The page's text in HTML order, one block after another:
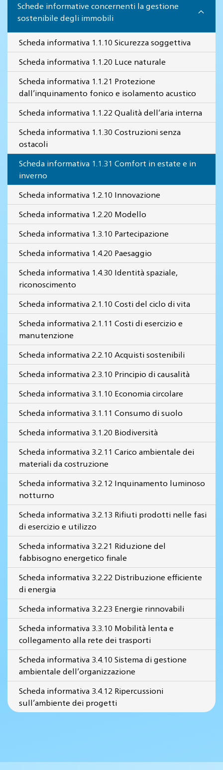
Schede informative concernenti la gestione
sostenibile degli immobili
Scheda informativa 1.1.10 Sicurezza soggettiva
Scheda informativa 1.1.20 Luce naturale
Scheda informativa 1.1.21 Protezione
dall’inquinamento fonico e isolamento acustico
Scheda informativa 1.1.22 Qualità dell’aria interna
Scheda informativa 1.1.30 Costruzioni senza
ostacoli
Scheda informativa 1.1.31 Comfort in estate e in
inverno
Scheda informativa 1.2.10 Innovazione
Scheda informativa 1.2.20 Modello
Scheda informativa 1.3.10 Partecipazione
Scheda informativa 1.4.20 Paesaggio
Scheda informativa 1.4.30 Identità spaziale,
riconoscimento
Scheda informativa 2.1.10 Costi del ciclo di vita
Scheda informativa 2.1.11 Costi di esercizio e
manutenzione
Scheda informativa 2.2.10 Acquisti sostenibili
Scheda informativa 2.3.10 Principio di causalità
Scheda informativa 3.1.10 Economia circolare
Scheda informativa 3.1.11 Consumo di suolo
Scheda informativa 3.1.20 Biodiversità
Scheda informativa 3.2.11 Carico ambientale dei
materiali da costruzione
Scheda informativa 3.2.12 Inquinamento luminoso
notturno
Scheda informativa 3.2.13 Rifiuti prodotti nelle fasi
di esercizio e utilizzo
Scheda informativa 3.2.21 Riduzione del
fabbisogno energetico finale
Scheda informativa 3.2.22 Distribuzione efficiente
di energia
Scheda informativa 3.2.23 Energie rinnovabili
Scheda informativa 3.3.10 Mobilità lenta e
collegamento alla rete dei trasporti
Scheda informativa 3.4.10 Sistema di gestione
ambientale dell’organizzazione
Scheda informativa 3.4.12 Ripercussioni
sull’ambiente dei progetti